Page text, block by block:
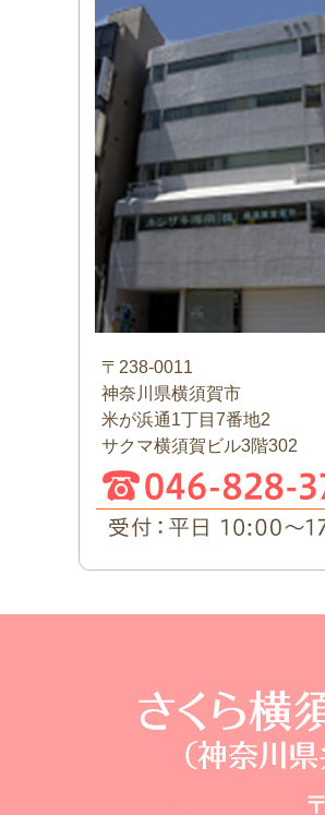
〒238-0011
神奈川県横須賀市
米が浜通1丁目7番地2
サクマ横須賀ビル3階302